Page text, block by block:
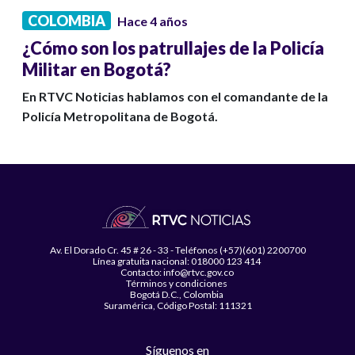
COLOMBIA Hace 4 años
¿Cómo son los patrullajes de la Policía
Militar en Bogotá?
En RTVC Noticias hablamos con el comandante de la
Policía Metropolitana de Bogotá.
Av. El Dorado Cr. 45 # 26 - 33 - Teléfonos (+57)(601) 2200700
Línea gratuita nacional: 018000 123 414
Contacto: info@rtvc.gov.co
Términos y condiciones
Bogotá D.C., Colombia
Suramérica, Código Postal: 111321
Síguenos en